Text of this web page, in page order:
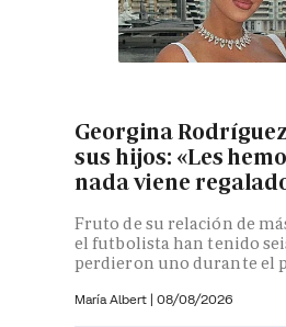
Georgina
sus hijos: «Les
nada viene
Fruto de su relación de
el futbolista han tenido
perdieron uno durante el
María Albert | 08/08/2026